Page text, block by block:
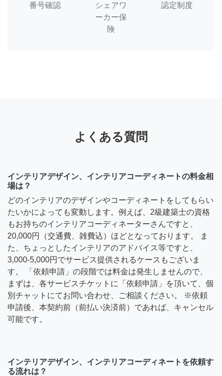
番号確認
シェアワ
ーカー保
険
認定制度
よくある質問
インテリアデザイン、インテリアコーディネートの料金相
場は？
どのインテリアのデザインやコーディネートをしてもらい
たいかによっても変動します。例えば、2級建築士の資格
もお持ちのインテリアコーディネーターさんですと、
20,000円（交通費、雑費込）ほどとなっております。 ま
た、ちょっとしたインテリアのアドバイス等ですと、
3,000-5,000円でサービス提供されるケースもございま
す。 「依頼申請」の段階では料金は発生しませんので、
まずは、各サービスチケットに「依頼申請」を頂いて、個
別チャットにてお問い合わせ、ご相談ください。 ※依頼
申請後、本契約前（前払い決済前）であれば、キャンセル
可能です。
インテリアデザイン、インテリアコーディネートを依頼す
る流れは？